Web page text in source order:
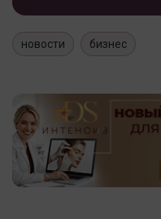
новости бизнес